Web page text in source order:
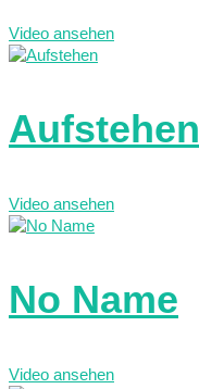
Video ansehen
Aufstehen
Video ansehen
No Name
Video ansehen